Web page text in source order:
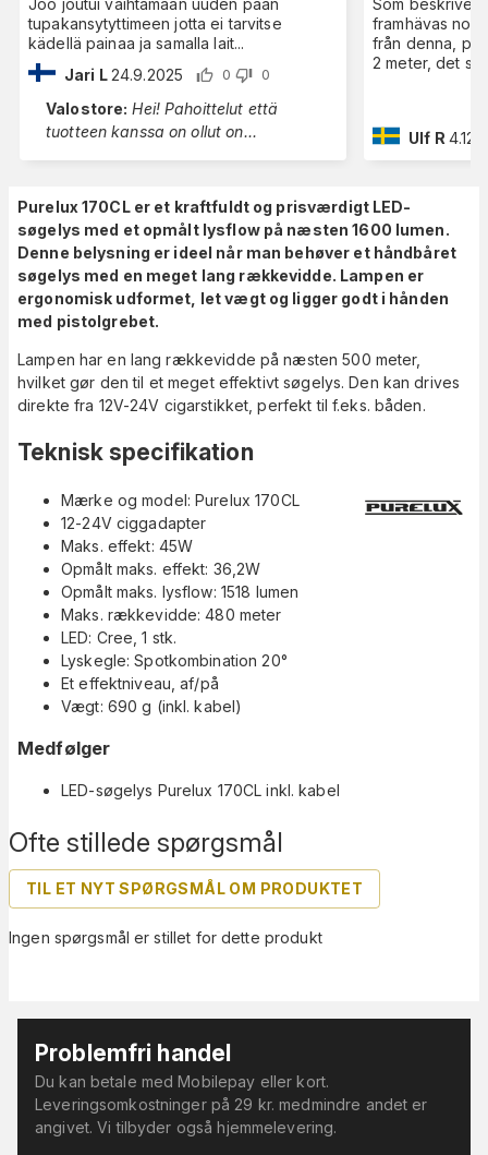
tupakansytyttimeen jotta ei tarvitse
kädellä painaa ja samalla lait...
Jari L24.9.2025 0 0
Valostore: Hei! Pahoittelut että
tuotteen kanssa on ollut on...
framhävas nog
från denna, på
2 meter, det
Ulf R
Ofte stillede spørgsmål
TIL ET NYT SPØRGSMÅL OM PRODUKTET
Ingen spørgsmål er stillet for dette produkt
Purelux 170CL er et kraftfuldt og prisværdigt LED-
søgelys med et opmålt lysflow på næsten 1600 lumen.
Denne belysning er ideel når man behøver et håndbåret
søgelys med en meget lang rækkevidde. Lampen er
ergonomisk udformet, let vægt og ligger godt i hånden
med pistolgrebet.
Lampen har en lang rækkevidde på næsten 500 meter,
hvilket gør den til et meget effektivt søgelys. Den kan drives
direkte fra 12V-24V cigarstikket, perfekt til f.eks. båden.
Teknisk specifikation
Mærke og model: Purelux 170CL
12-24V ciggadapter
Maks. effekt: 45W
Opmålt maks. effekt: 36,2W
Opmålt maks. lysflow: 1518 lumen
Maks. rækkevidde: 480 meter
LED: Cree, 1 stk.
Lyskegle: Spotkombination 20°
Et effektniveau, af/på
Vægt: 690 g (inkl. kabel)
Medfølger
LED-søgelys Purelux 170CL inkl. kabel
Problemfri handel
Du kan betale med Mobilepay eller kort.
Leveringsomkostninger på 29 kr. medmindre andet er
angivet. Vi tilbyder også hjemmelevering.